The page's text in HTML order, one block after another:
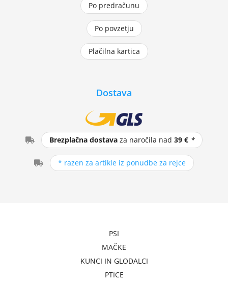
Po predračunu
Po povzetju
Plačilna kartica
Dostava
Brezplačna dostava za naročila nad39 € *
* razen za artikle iz ponudbe za rejce
PSI
MAČKE
KUNCI IN GLODALCI
PTICE